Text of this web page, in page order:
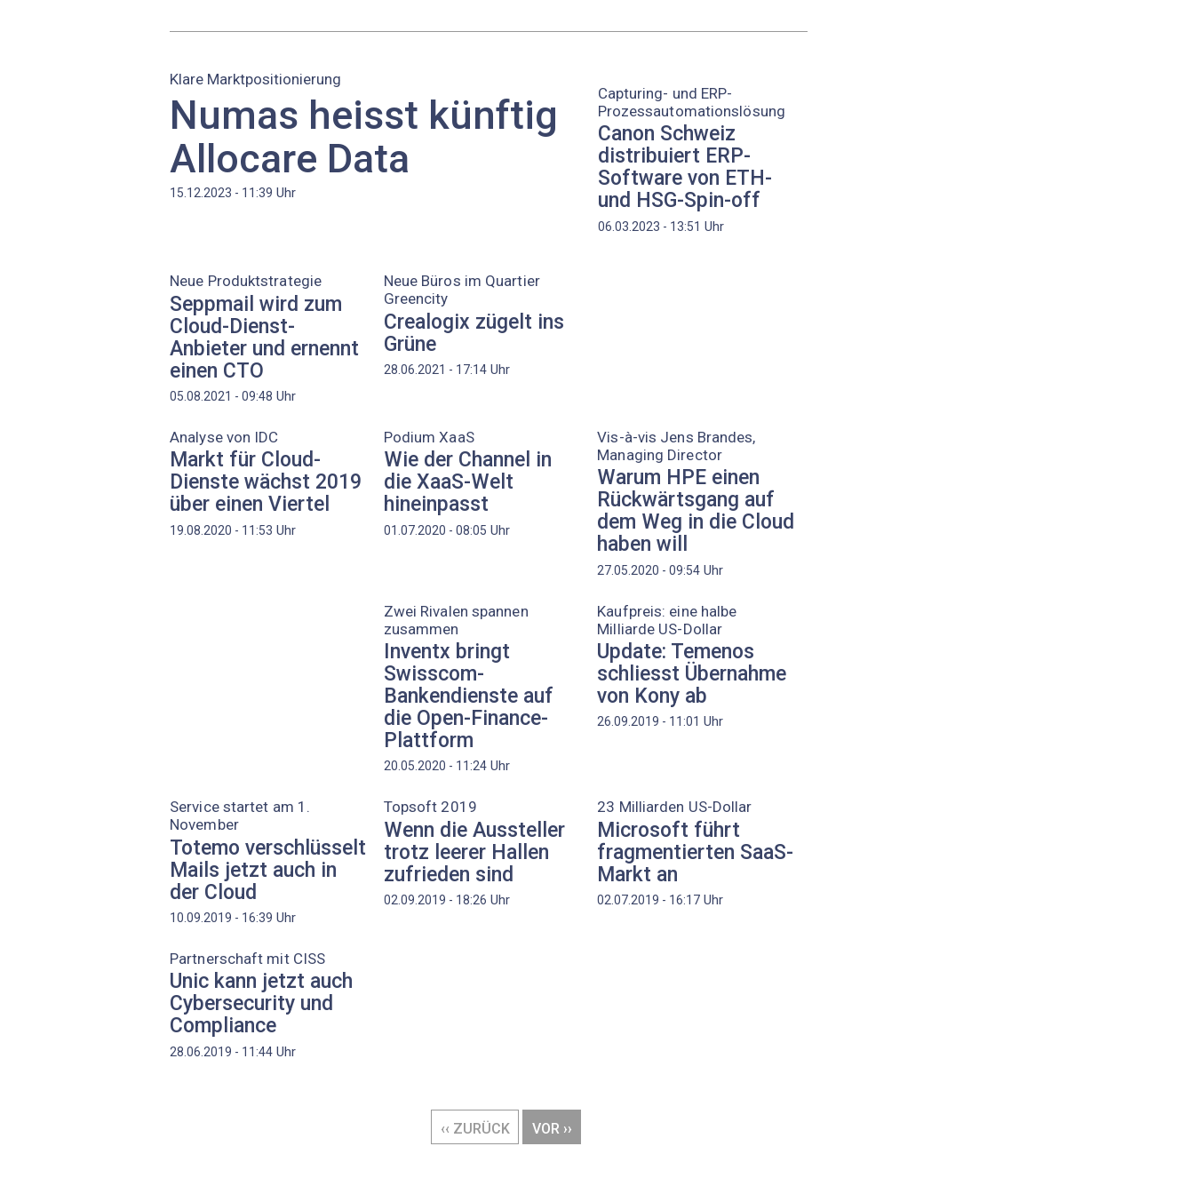
Klare Marktpositionierung
Numas heisst künftig
Allocare Data
15.12.2023 - 11:39 Uhr
Capturing- und ERP-
Prozessautomationslösung
Canon Schweiz
distribuiert ERP-
Software von ETH-
und HSG-Spin-off
06.03.2023 - 13:51 Uhr
Neue Produktstrategie
Seppmail wird zum
Cloud-Dienst-
Anbieter und ernennt
einen CTO
05.08.2021 - 09:48 Uhr
Neue Büros im Quartier
Greencity
Crealogix zügelt ins
Grüne
28.06.2021 - 17:14Uhr
Analyse von IDC
Markt für Cloud-
Dienste wächst 2019
über einen Viertel
19.08.2020 - 11:53 Uhr
Podium XaaS
Wie der Channel in
die XaaS-Welt
hineinpasst
01.07.2020 - 08:05 Uhr
Vis-à-vis Jens Brandes,
Managing Director
Warum HPE einen
Rückwärtsgang auf
dem Weg in die Cloud
haben will
27.05.2020 - 09:54 Uhr
Zwei Rivalen spannen
zusammen
Inventx bringt
Swisscom-
Bankendienste auf
die Open-Finance-
Plattform
20.05.2020 - 11:24Uhr
Kaufpreis: eine halbe
Milliarde US-Dollar
Update: Temenos
schliesst Übernahme
von Kony ab
26.09.2019 - 11:01 Uhr
Service startet am 1.
November
Totemo verschlüsselt
Mails jetzt auch in
der Cloud
10.09.2019 - 16:39 Uhr
Topsoft 2019
Wenn die Aussteller
trotz leerer Hallen
zufrieden sind
02.09.2019 - 18:26 Uhr
23 Milliarden US-Dollar
Microsoft führt
fragmentierten SaaS-
Markt an
02.07.2019 - 16:17 Uhr
Partnerschaft mit CISS
Unic kann jetzt auch
Cybersecurity und
Compliance
28.06.2019 - 11:44 Uhr
VORHERIGE
‹‹ ZURÜCK
NÄCHSTE
VOR ››